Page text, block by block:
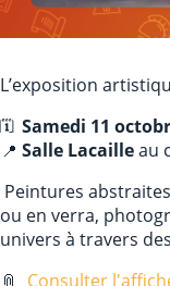
L’exposition
Samedi 11
Salle Lacailleau
Peintures
ou en verra,
univers à travers
📎
Consulter